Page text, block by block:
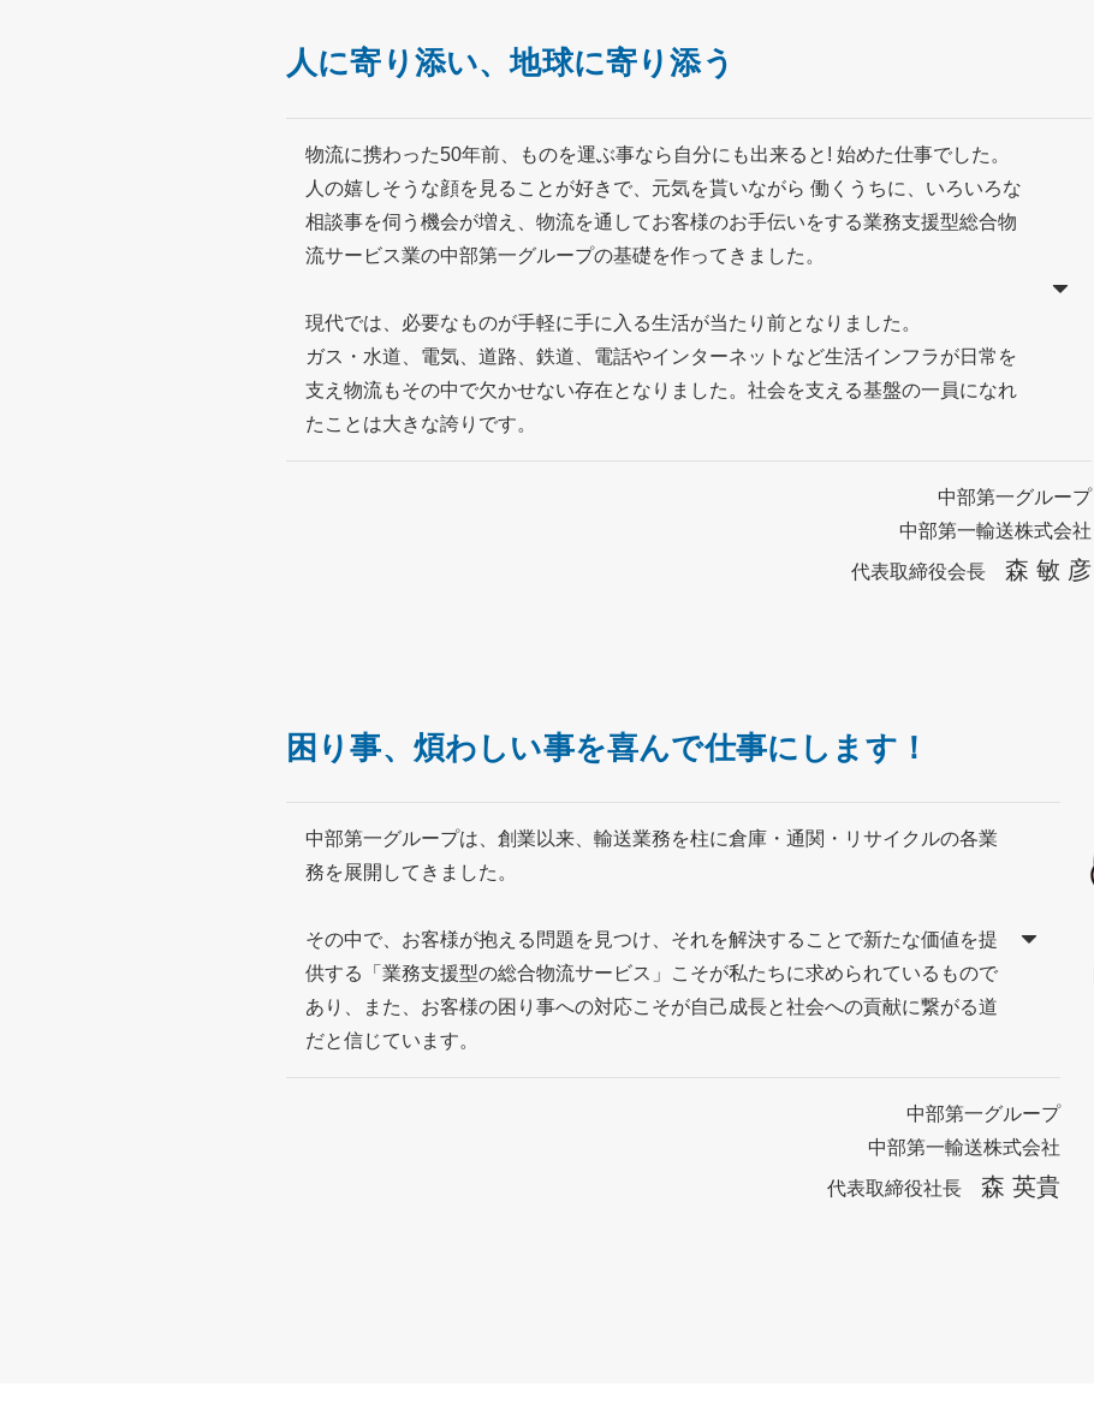
人に寄り添い、地球に寄り添う
物流に携わった50年前、ものを運ぶ事なら自分にも出来ると! 始めた仕事でした。
人の嬉しそうな顔を見ることが好きで、元気を貰いながら 働くうちに、いろいろな
相談事を伺う機会が増え、物流を通してお客様のお手伝いをする業務支援型総合物
流サービス業の中部第一グループの基礎を作ってきました。
現代では、必要なものが手軽に手に入る生活が当たり前となりました。
ガス・水道、電気、道路、鉄道、電話やインターネットなど生活インフラが日常を
支え物流もその中で欠かせない存在となりました。社会を支える基盤の一員になれ
たことは大きな誇りです。
中部第一グループ
中部第一輸送株式会社
代表取締役会長森 敏 彦
困り事、煩わしい事を喜んで仕事にします！
中部第一グループは、創業以来、輸送業務を柱に倉庫・通関・リサイクルの各業
務を展開してきました。
その中で、お客様が抱える問題を見つけ、それを解決することで新たな価値を提
供する「業務支援型の総合物流サービス」こそが私たちに求められているもので
あり、また、お客様の困り事への対応こそが自己成長と社会への貢献に繋がる道
だと信じています。
中部第一グループ
中部第一輸送株式会社
代表取締役社長森 英貴